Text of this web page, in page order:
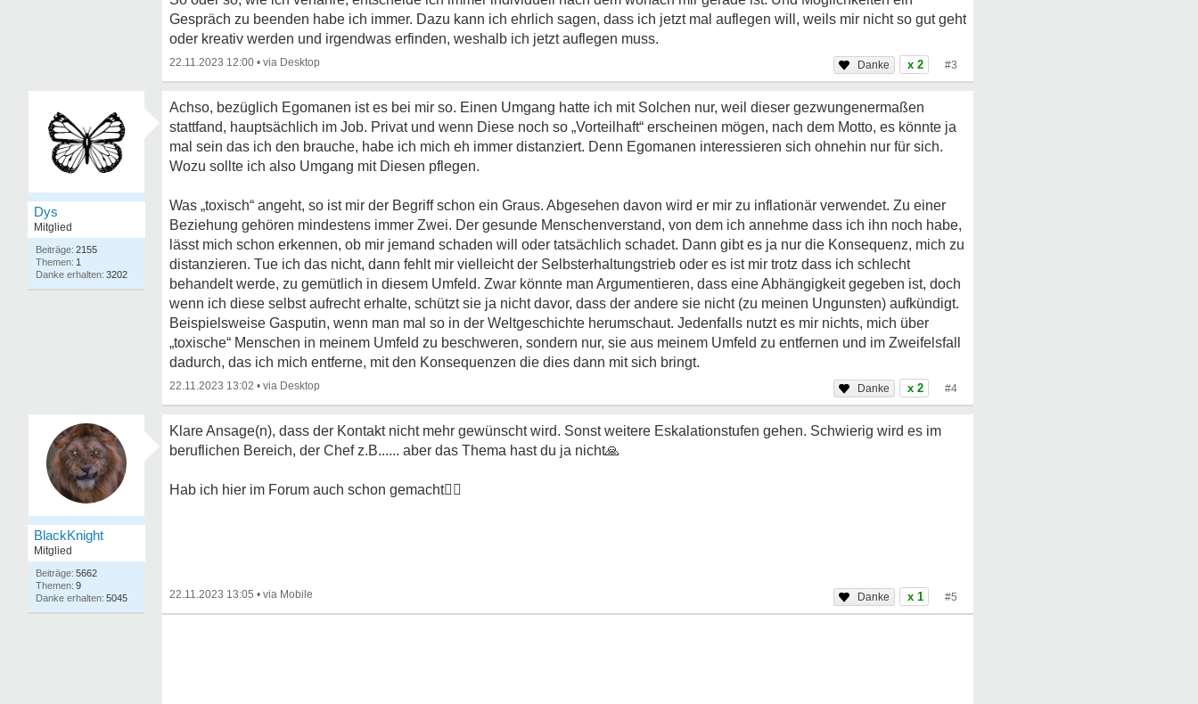
Gespräch zu beenden habe ich immer. Dazu kann ich ehrlich sagen, dass ich jetzt mal auflegen will, weils mir nicht so gut geht
oder kreativ werden und irgendwas erfinden, weshalb ich jetzt auflegen muss.
22.11.2023 12:00 • x 2 #3
Dys
Mitglied
2155
1
3202
Achso, bezüglich Egomanen ist es bei mir so. Einen Umgang hatte ich mit Solchen nur, weil dieser gezwungenermaßen
stattfand, hauptsächlich im Job. Privat und wenn Diese noch so „Vorteilhaft“ erscheinen mögen, nach dem Motto, es könnte ja
mal sein das ich den brauche, habe ich mich eh immer distanziert. Denn Egomanen interessieren sich ohnehin nur für sich.
Wozu sollte ich also Umgang mit Diesen pflegen.
Was „toxisch“ angeht, so ist mir der Begriff schon ein Graus. Abgesehen davon wird er mir zu inflationär verwendet. Zu einer
Beziehung gehören mindestens immer Zwei. Der gesunde Menschenverstand, von dem ich annehme dass ich ihn noch habe,
lässt mich schon erkennen, ob mir jemand schaden will oder tatsächlich schadet. Dann gibt es ja nur die Konsequenz, mich zu
distanzieren. Tue ich das nicht, dann fehlt mir vielleicht der Selbsterhaltungstrieb oder es ist mir trotz dass ich schlecht
behandelt werde, zu gemütlich in diesem Umfeld. Zwar könnte man Argumentieren, dass eine Abhängigkeit gegeben ist, doch
wenn ich diese selbst aufrecht erhalte, schützt sie ja nicht davor, dass der andere sie nicht (zu meinen Ungunsten) aufkündigt.
Beispielsweise Gasputin, wenn man mal so in der Weltgeschichte herumschaut. Jedenfalls nutzt es mir nichts, mich über
„toxische“ Menschen in meinem Umfeld zu beschweren, sondern nur, sie aus meinem Umfeld zu entfernen und im Zweifelsfall
dadurch, das ich mich entferne, mit den Konsequenzen die dies dann mit sich bringt.
22.11.2023 13:02 • x 2 #4
BlackKnight
Mitglied
5662
9
5045
Klare Ansage(n), dass der Kontakt nicht mehr gewünscht wird. Sonst weitere Eskalationstufen gehen. Schwierig wird es im
beruflichen Bereich, der Chef z.B...... aber das Thema hast du ja nicht🙏
Hab ich hier im Forum auch schon gemacht🤷‍♂
22.11.2023 13:05 • x 1 #5